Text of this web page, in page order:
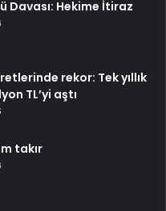
Davası: Hekime İtiraz
rekor: Tek yıllık
TL’yi aştı
takır